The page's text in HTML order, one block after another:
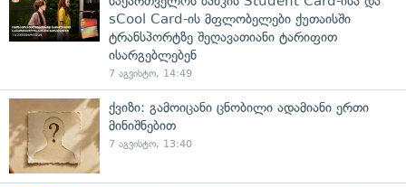
sCool Card-ის მფლობელები ქუთაისში
ტრანსპორტზე შეღავათიანი ტარიფით
ისარგებლებენ
7 აგვისტო, 14:49
ქვიზი: გამოიცანი ცნობილი ადამიანი ერთი
მინიშნებით
7 აგვისტო, 13:40